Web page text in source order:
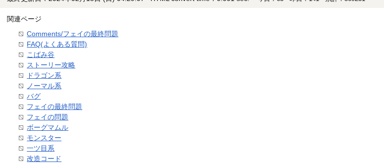
関連ページ
Comments/フェイの最終問題
FAQ(よくある質問)
こばみ谷
ストーリー攻略
ドラゴン系
ノーマル系
バグ
フェイの最終問題
フェイの問題
ボーグマムル
モンスター
一ツ目系
改造コード